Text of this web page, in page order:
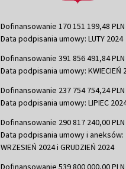
Dofinansowanie 170 151 199,48 PLN
Data podpisania umowy: LUTY 2024
Dofinansowanie 391 856 491,84 PLN
Data podpisania umowy: KWIECIEŃ
Dofinansowanie 237 754 754,24 PLN
Data podpisania umowy: LIPIEC
Dofinansowanie 290 817 240,00 PLN
Data podpisania umowy i aneksów:
WRZESIEŃ 2024 i GRUDZIEŃ 2024
Dofinansowanie 539 800 000,00 PLN